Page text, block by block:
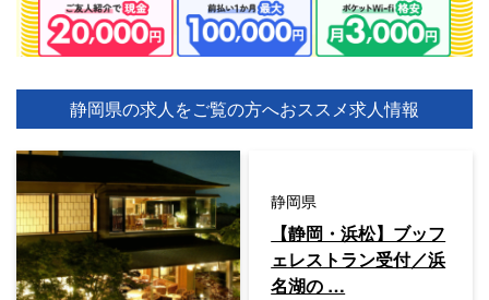
静岡県の求人をご覧の方へおススメ求人情報
静岡県
【静岡・浜松】ブッフ
ェレストラン受付／浜
名湖の …